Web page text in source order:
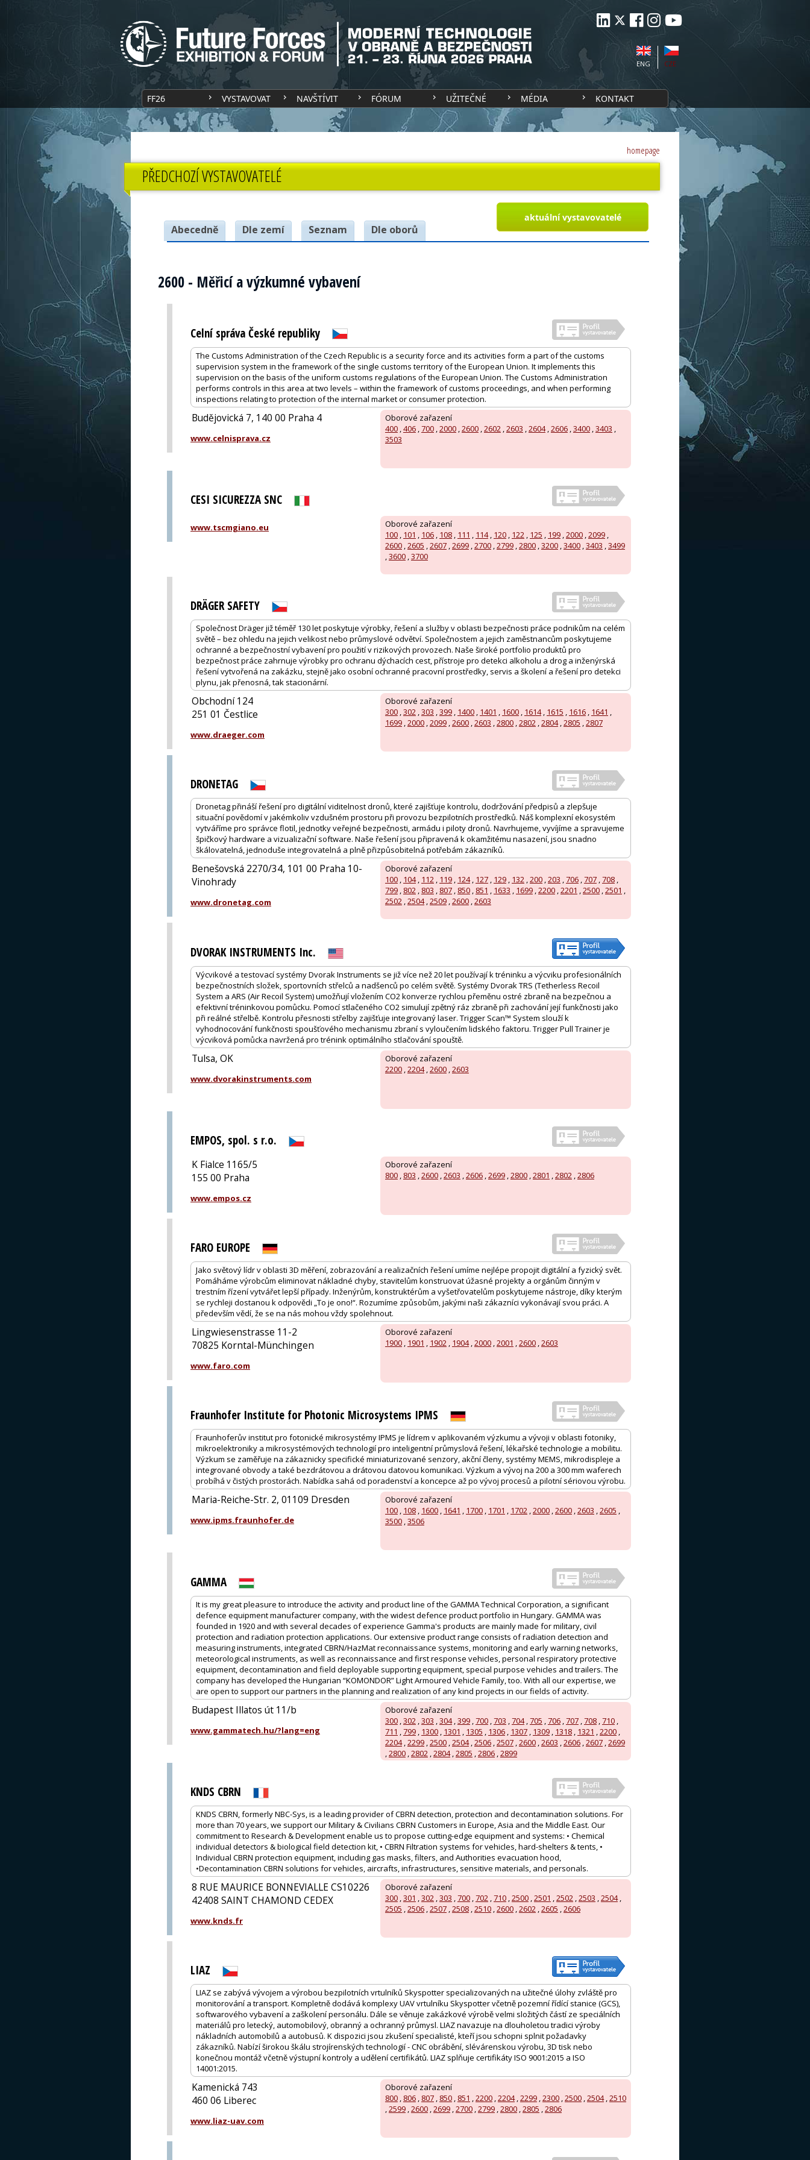
CZE
ENG
FF26 VYSTAVOVAT NAVŠTÍVIT FÓRUM UŽITEČNÉ MÉDIA KONTAKT
homepage
PŘEDCHOZÍ VYSTAVOVATELÉ
aktuální vystavovatelé
Abecedně Dle zemí Seznam Dle oborů
2600 - Měřicí a výzkumné vybavení
Celní správa České republiky
The Customs Administration of the Czech Republic is a security force and its activities form a part of the customs
supervision system in the framework of the single customs territory of the European Union. It implements this
supervision on the basis of the uniform customs regulations of the European Union. The Customs Administration
performs controls in this area at two levels – within the framework of customs proceedings, and when performing
inspections relating to protection of the internal market or consumer protection.
Oborové zařazení
400 ,406 ,700 ,2000 ,2600 ,2602 ,2603 ,2604,2606 ,3400 ,3403 ,
3503
Budějovická 7, 140 00 Praha 4
www.celnisprava.cz
CESI SICUREZZA SNC
Oborové zařazení
100 , 101 , 106 , 108 , 111 , 114, 120 , 122 , 125 , 199 ,2000 ,2099 ,
2600 ,2605 ,2607 ,2699 ,2700 ,2799 ,2800 ,3200 ,3400 ,3403 ,3499
,3600 ,3700
www.tscmgiano.eu
DRÄGER SAFETY
Společnost Dräger již téměř 130 let poskytuje výrobky, řešení a služby v oblasti bezpečnosti práce podnikům na celém
světě – bez ohledu na jejich velikost nebo průmyslové odvětví. Společnostem a jejich zaměstnancům poskytujeme
ochranné a bezpečnostní vybavení pro použití v rizikových provozech. Naše široké portfolio produktů pro
bezpečnost práce zahrnuje výrobky pro ochranu dýchacích cest, přístroje pro detekci alkoholu a drog a inženýrská
řešení vytvořená na zakázku, stejně jako osobní ochranné pracovní prostředky, servis a školení a řešení pro detekci
plynu, jak přenosná, tak stacionární.
Oborové zařazení
300 ,302 ,303 ,399 , 1400 , 1401 , 1600 , 1614, 1615 , 1616 , 1641 ,
1699 ,2000 ,2099 ,2600 ,2603 ,2800 ,2802 ,2804,2805 ,2807
Obchodní 124
251 01 Čestlice
www.draeger.com
DRONETAG
Dronetag přináší řešení pro digitální viditelnost dronů, které zajišťuje kontrolu, dodržování předpisů a zlepšuje
situační povědomí v jakémkoliv vzdušném prostoru při provozu bezpilotních prostředků. Náš komplexní ekosystém
vytváříme pro správce flotil, jednotky veřejné bezpečnosti, armádu i piloty dronů. Navrhujeme, vyvíjíme a spravujeme
špičkový hardware a vizualizační software. Naše řešení jsou připravená k okamžitému nasazení, jsou snadno
škálovatelná, jednoduše integrovatelná a plně přizpůsobitelná potřebám zákazníků.
Oborové zařazení
100 , 104, 112 , 119 , 124, 127 , 129 , 132 ,200 ,203 ,706 ,707 ,708 ,
799 , 802 , 803 , 807 , 850 , 851 , 1633 , 1699 ,2200 ,2201 ,2500 ,2501 ,
2502 ,2504,2509 ,2600 ,2603
Benešovská 2270/34, 101 00 Praha 10-
Vinohrady
www.dronetag.com
DVORAK INSTRUMENTS Inc.
Výcvikové a testovací systémy Dvorak Instruments se již více než 20 let používají k tréninku a výcviku profesionálních
bezpečnostních složek, sportovních střelců a nadšenců po celém světě. Systémy Dvorak TRS (Tetherless Recoil
System a ARS (Air Recoil System) umožňují vložením CO2 konverze rychlou přeměnu ostré zbraně na bezpečnou a
efektivní tréninkovou pomůcku. Pomocí stlačeného CO2 simulují zpětný ráz zbraně při zachování její funkčnosti jako
při reálné střelbě. Kontrolu přesnosti střelby zajišťuje integrovaný laser. Trigger Scan™ System slouží k
vyhodnocování funkčnosti spoušťového mechanismu zbraní s vyloučením lidského faktoru. Trigger Pull Trainer je
výcviková pomůcka navržená pro trénink optimálního stlačování spouště.
Oborové zařazení
2200 ,2204,2600 ,2603
Tulsa, OK
www.dvorakinstruments.com
EMPOS, spol. s r.o.
Oborové zařazení
800 , 803 ,2600 ,2603 ,2606 ,2699 ,2800 ,2801 ,2802 ,2806
K Fialce 1165/5
155 00 Praha
www.empos.cz
FARO EUROPE
Jako světový lídr v oblasti 3D měření, zobrazování a realizačních řešení umíme nejlépe propojit digitální a fyzický svět.
Pomáháme výrobcům eliminovat nákladné chyby, stavitelům konstruovat úžasné projekty a orgánům činným v
trestním řízení vytvářet lepší případy. Inženýrům, konstruktérům a vyšetřovatelům poskytujeme nástroje, díky kterým
se rychleji dostanou k odpovědi „To je ono!“. Rozumíme způsobům, jakými naši zákazníci vykonávají svou práci. A
především vědí, že se na nás mohou vždy spolehnout.
Oborové zařazení
1900 , 1901 , 1902 , 1904,2000 ,2001 ,2600 ,2603
Lingwiesenstrasse 11-2
70825 Korntal-Münchingen
www.faro.com
Fraunhofer Institute for Photonic Microsystems IPMS
Fraunhoferův institut pro fotonické mikrosystémy IPMS je lídrem v aplikovaném výzkumu a vývoji v oblasti fotoniky,
mikroelektroniky a mikrosystémových technologií pro inteligentní průmyslová řešení, lékařské technologie a mobilitu.
Výzkum se zaměřuje na zákaznicky specifické miniaturizované senzory, akční členy, systémy MEMS, mikrodispleje a
integrované obvody a také bezdrátovou a drátovou datovou komunikaci. Výzkum a vývoj na 200 a 300 mm waferech
probíhá v čistých prostorách. Nabídka sahá od poradenství a koncepce až po vývoj procesů a pilotní sériovou výrobu.
Oborové zařazení
100 , 108 , 1600 , 1641 , 1700 , 1701 , 1702 ,2000 ,2600 ,2603 ,2605 ,
3500 ,3506
Maria-Reiche-Str. 2, 01109 Dresden
www.ipms.fraunhofer.de
GAMMA
It is my great pleasure to introduce the activity and product line of the GAMMA Technical Corporation, a significant
defence equipment manufacturer company, with the widest defence product portfolio in Hungary. GAMMA was
founded in 1920 and with several decades of experience Gamma's products are mainly made for military, civil
protection and radiation protection applications. Our extensive product range consists of radiation detection and
measuring instruments, integrated CBRN/HazMat reconnaissance systems, monitoring and early warning networks,
meteorological instruments, as well as reconnaissance and first response vehicles, personal respiratory protective
equipment, decontamination and field deployable supporting equipment, special purpose vehicles and trailers. The
company has developed the Hungarian “KOMONDOR” Light Armoured Vehicle Family, too. With all our expertise, we
are open to support our partners in the planning and realization of any kind projects in our fields of activity.
Oborové zařazení
300 ,302 ,303 ,304,399 ,700 ,703 ,704,705 ,706 ,707 ,708 ,710 ,
711 ,799 , 1300 , 1301 , 1305 , 1306 , 1307 , 1309 , 1318 , 1321 ,2200 ,
2204,2299 ,2500 ,2504,2506 ,2507 ,2600 ,2603 ,2606 ,2607 ,2699
,2800 ,2802 ,2804,2805 ,2806 ,2899
Budapest Illatos út 11/b
www.gammatech.hu/?lang=eng
KNDS CBRN
KNDS CBRN, formerly NBC-Sys, is a leading provider of CBRN detection, protection and decontamination solutions. For
more than 70 years, we support our Military & Civilians CBRN Customers in Europe, Asia and the Middle East. Our
commitment to Research & Development enable us to propose cutting-edge equipment and systems: • Chemical
individual detectors & biological field detection kit, • CBRN Filtration systems for vehicles, hard-shelters & tents, •
Individual CBRN protection equipment, including gas masks, filters, and Authorities evacuation hood,
•Decontamination CBRN solutions for vehicles, aircrafts, infrastructures, sensitive materials, and personals.
Oborové zařazení
300 ,301 ,302 ,303 ,700 ,702 ,710 ,2500 ,2501 ,2502 ,2503 ,2504,
2505 ,2506 ,2507 ,2508 ,2510 ,2600 ,2602 ,2605 ,2606
8 RUE MAURICE BONNEVIALLE CS10226
42408 SAINT CHAMOND CEDEX
www.knds.fr
LIAZ
LIAZ se zabývá vývojem a výrobou bezpilotních vrtulníků Skyspotter specializovaných na užitečné úlohy zvláště pro
monitorování a transport. Kompletně dodává komplexy UAV vrtulníku Skyspotter včetně pozemní řídící stanice (GCS),
softwarového vybavení a zaškolení personálu. Dále se věnuje zakázkové výrobě velmi složitých částí ze speciálních
materiálů pro letecký, automobilový, obranný a ochranný průmysl. LIAZ navazuje na dlouholetou tradici výroby
nákladních automobilů a autobusů. K dispozici jsou zkušení specialisté, kteří jsou schopni splnit požadavky
zákazníků. Nabízí širokou škálu strojírenských technologií - CNC obrábění, slévárenskou výrobu, 3D tisk nebo
konečnou montáž včetně výstupní kontroly a udělení certifikátů. LIAZ splňuje certifikáty ISO 9001:2015 a ISO
14001:2015.
Oborové zařazení
800 , 806 , 807 , 850 , 851 ,2200 ,2204,2299 ,2300 ,2500 ,2504,2510
,2599 ,2600 ,2699 ,2700 ,2799 ,2800 ,2805 ,2806
Kamenická 743
460 06 Liberec
www.liaz-uav.com